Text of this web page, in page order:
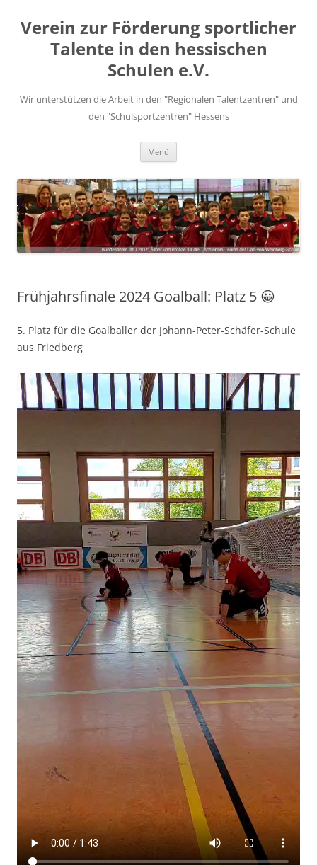
springen
Verein zur Förderung sportlicher
Talente in den hessischen
Schulen e.V.
Wir unterstützen die Arbeit in den "Regionalen Talentzentren" und
den "Schulsportzentren" Hessens
Menü
Frühjahrsfinale 2024 Goalball: Platz 5 😀
5. Platz für die Goalballer der Johann-Peter-Schäfer-Schule
aus Friedberg